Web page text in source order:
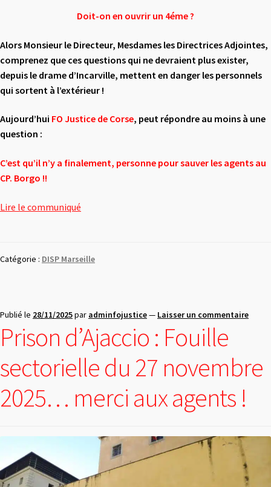
Doit-on en ouvrir un 4éme ?
Alors Monsieur le Directeur, Mesdames les Directrices Adjointes,
comprenez que ces questions qui ne devraient plus exister,
depuis le drame d’Incarville, mettent en danger les personnels
qui sortent à l’extérieur !
Aujourd’hui FO Justice de Corse, peut répondre au moins à une
question :
C’est qu’il n’y a finalement, personne pour sauver les agents au
CP. Borgo !!
Lire le communiqué
Catégorie : DISP Marseille
Publié le 28/11/2025par adminfojustice— Laisser un commentaire
Prison d’Ajaccio : Fouille
sectorielle du 27 novembre
2025… merci aux agents !